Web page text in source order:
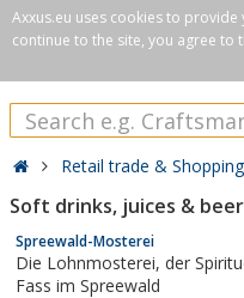
Axxus.eu uses cookies to
continue to the site, you agree to
Retail trade & Shopping
Soft drinks, juices & beer
Spreewald-Mosterei
Die Lohnmosterei, der Spirituosenladen und Übernachten im
Fass im Spreewald